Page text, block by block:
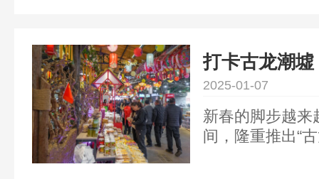
清连高速（许
点。 清远漂流
开发了六大项目
园、绝代双飞
河谷。
打卡古龙潮
新春的脚步越来
间，隆重推出“
2025-01-07